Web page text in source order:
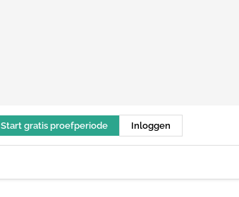
Start gratis proefperiode Inloggen